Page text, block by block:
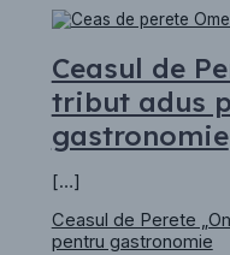
Ceasul de
tribut adus
gastronomie
[…]
Ceasul de Perete
pentru gastronomie